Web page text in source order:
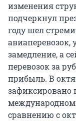
изменения
подчеркнул
году шел
замедление, а
перевозок за
прибыль. В
зафиксировано
международном
сравнению с